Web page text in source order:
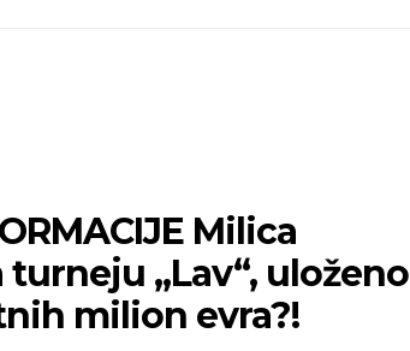
Milica
„Lav“, uloženo
milion evra?!